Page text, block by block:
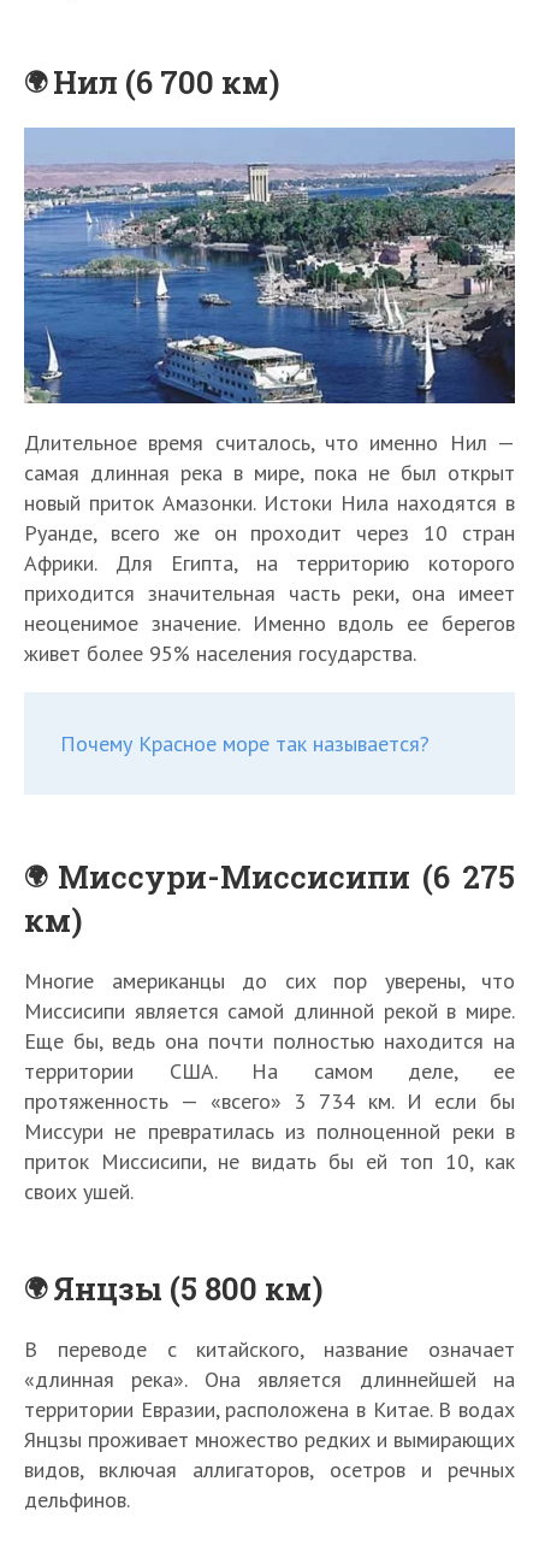
Нил (6 700 км)
Длительное время считалось, что именно Нил —
самая длинная река в мире, пока не был открыт
новый приток Амазонки. Истоки Нила находятся в
Руанде, всего же он проходит через 10 стран
Африки. Для Египта, на территорию которого
приходится значительная часть реки, она имеет
неоценимое значение. Именно вдоль ее берегов
живет более 95% населения государства.
Почему Красное море так называется?
Миссури-Миссисипи (6 275
км)
Многие американцы до сих пор уверены, что
Миссисипи является самой длинной рекой в мире.
Еще бы, ведь она почти полностью находится на
территории США. На самом деле, ее
протяженность — «всего» 3 734 км. И если бы
Миссури не превратилась из полноценной реки в
приток Миссисипи, не видать бы ей топ 10, как
своих ушей.
Янцзы (5 800 км)
В переводе с китайского, название означает
«длинная река». Она является длиннейшей на
территории Евразии, расположена в Китае. В водах
Янцзы проживает множество редких и вымирающих
видов, включая аллигаторов, осетров и речных
дельфинов.